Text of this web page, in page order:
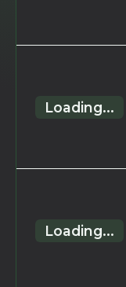
Loading...
Loading...